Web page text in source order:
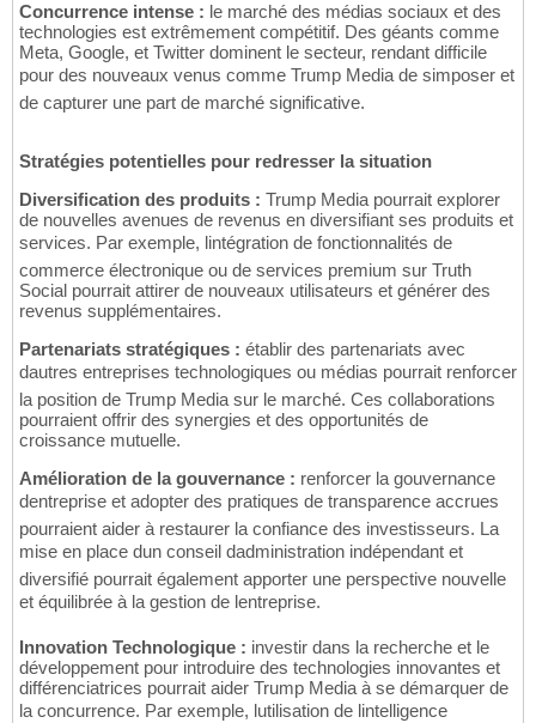
Concurrence intense : le marché des médias sociaux et des
technologies est extrêmement compétitif. Des géants comme
Meta, Google, et Twitter dominent le secteur, rendant difficile
pour des nouveaux venus comme Trump Media de simposer et
de capturer une part de marché significative.
Stratégies potentielles pour redresser la situation
Diversification des produits : Trump Media pourrait explorer
de nouvelles avenues de revenus en diversifiant ses produits et
services. Par exemple, lintégration de fonctionnalités de
commerce électronique ou de services premium sur Truth
Social pourrait attirer de nouveaux utilisateurs et générer des
revenus supplémentaires.
Partenariats stratégiques : établir des partenariats avec
dautres entreprises technologiques ou médias pourrait renforcer
la position de Trump Media sur le marché. Ces collaborations
pourraient offrir des synergies et des opportunités de
croissance mutuelle.
Amélioration de la gouvernance : renforcer la gouvernance
dentreprise et adopter des pratiques de transparence accrues
pourraient aider à restaurer la confiance des investisseurs. La
mise en place dun conseil dadministration indépendant et
diversifié pourrait également apporter une perspective nouvelle
et équilibrée à la gestion de lentreprise.
Innovation Technologique : investir dans la recherche et le
développement pour introduire des technologies innovantes et
différenciatrices pourrait aider Trump Media à se démarquer de
la concurrence. Par exemple, lutilisation de lintelligence